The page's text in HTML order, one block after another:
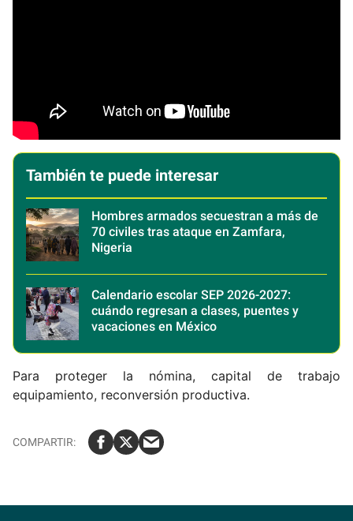
También te puede interesar
Hombres armados secuestran a más de
70 civiles tras ataque en Zamfara,
Nigeria
Calendario escolar SEP 2026-2027:
cuándo regresan a clases, puentes y
vacaciones en México
Para proteger la nómina, capital de trabajo
equipamiento, reconversión productiva.